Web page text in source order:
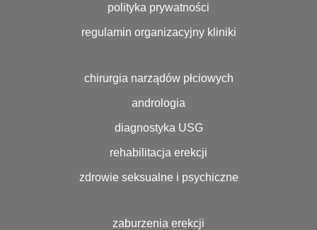
polityka prywatności
regulamin organizacyjny kliniki
chirurgia narządów płciowych
andrologia
diagnostyka USG
rehabilitacja erekcji
zdrowie seksualne i psychiczne
zaburzenia erekcji